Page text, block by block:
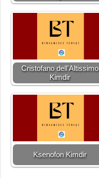
Cristofano dell'Altissimo
Kimdir
Ksenofon Kimdir